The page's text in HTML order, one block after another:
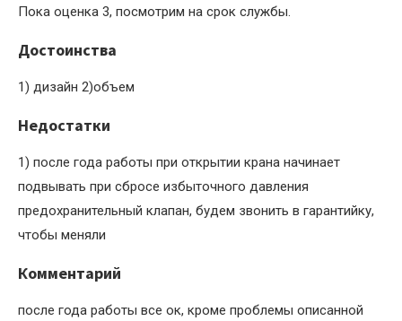
Пока оценка 3, посмотрим на срок службы.
Достоинства
1) дизайн 2)объем
Недостатки
1) после года работы при открытии крана начинает
подвывать при сбросе избыточного давления
предохранительный клапан, будем звонить в гарантийку,
чтобы меняли
Комментарий
после года работы все ок, кроме проблемы описанной